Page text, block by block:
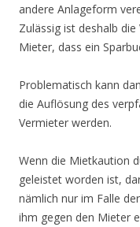
andere Anlageform
Zulässig ist deshalb
Mieter, dass ein
Problematisch kann
die Auflösung des
Vermieter werden.
Wenn die Mietkaution
geleistet worden ist,
nämlich nur im Falle
ihm gegen den Mieter